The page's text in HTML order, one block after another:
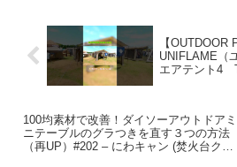
【OUTDOOR
UNIFLAME（
エアテント4
100均素材で改善！ダイソーアウトドアミ
ニテーブルのグラつきを直す３つの方法
（再UP）#202 – にわキャン (焚火台クリ